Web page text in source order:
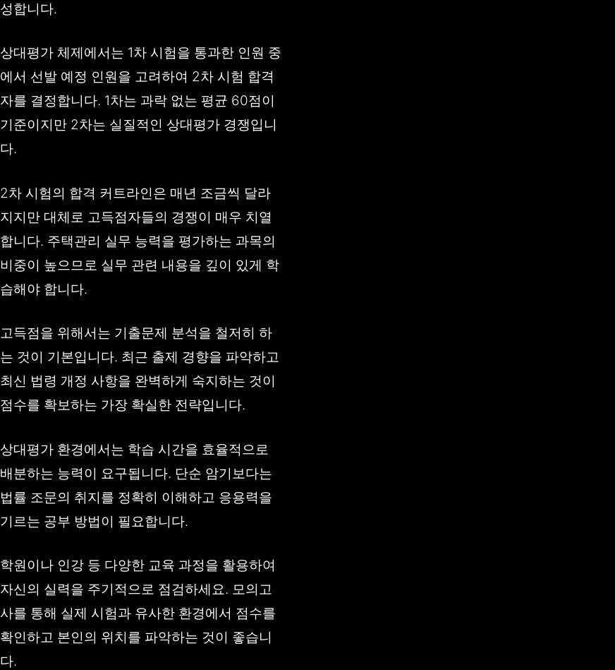
성합니다.
상대평가 체제에서는 1차 시험을 통과한 인원 중
에서 선발 예정 인원을 고려하여 2차 시험 합격
자를 결정합니다. 1차는 과락 없는 평균 60점이
기준이지만 2차는 실질적인 상대평가 경쟁입니
다.
2차 시험의 합격 커트라인은 매년 조금씩 달라
지지만 대체로 고득점자들의 경쟁이 매우 치열
합니다. 주택관리 실무 능력을 평가하는 과목의
비중이 높으므로 실무 관련 내용을 깊이 있게 학
습해야 합니다.
고득점을 위해서는 기출문제 분석을 철저히 하
는 것이 기본입니다. 최근 출제 경향을 파악하고
최신 법령 개정 사항을 완벽하게 숙지하는 것이
점수를 확보하는 가장 확실한 전략입니다.
상대평가 환경에서는 학습 시간을 효율적으로
배분하는 능력이 요구됩니다. 단순 암기보다는
법률 조문의 취지를 정확히 이해하고 응용력을
기르는 공부 방법이 필요합니다.
학원이나 인강 등 다양한 교육 과정을 활용하여
자신의 실력을 주기적으로 점검하세요. 모의고
사를 통해 실제 시험과 유사한 환경에서 점수를
확인하고 본인의 위치를 파악하는 것이 좋습니
다.